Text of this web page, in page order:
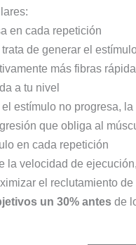
en cada repetición
de generar el
más fibras
a tu nivel
estímulo no progresa,
que obliga al
en cada repetición
la velocidad de
el reclutamiento
un 30% antes de